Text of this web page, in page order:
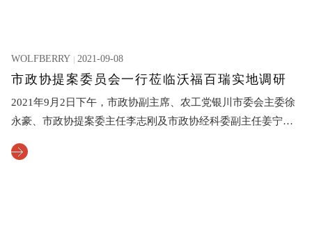
WOLFBERRY 2021-09-08
市政协提案委员会一行莅临沃福百瑞实地调研
2021年9月2日下午，市政协副主席、农工党银川市委会主委徐
永豪、市政协提案委主任李志刚及市政协经科委副主任姜宁等
地调研，沃福百瑞董事长潘泰安陪同参观。